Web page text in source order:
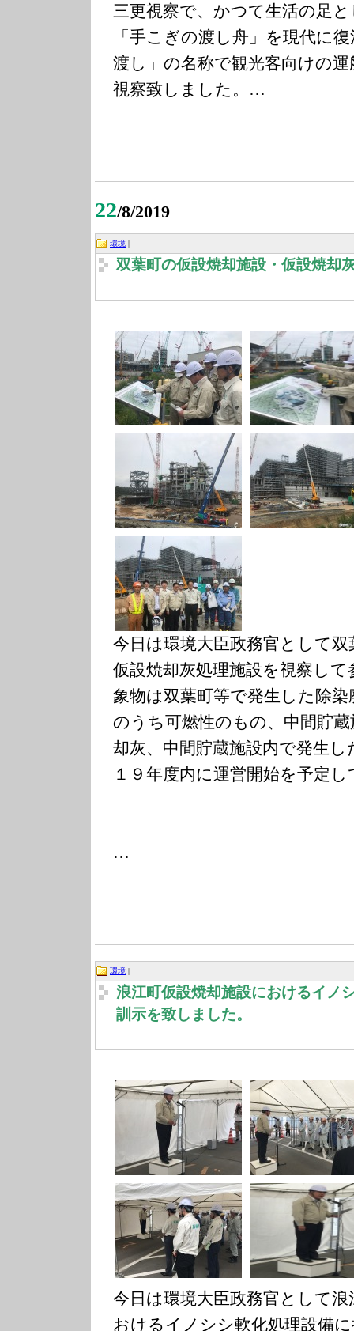
三更視察で、かつて生活の足
「手こぎの渡し舟」を現代に
渡し」の名称で観光客向けの
視察致しました。…
22/8/2019
環境 |
双葉町の仮設焼却施設・仮設焼却
今日は環境大臣政務官として
仮設焼却灰処理施設を視察し
象物は双葉町等で発生した除
のうち可燃性のもの、中間貯
却灰、中間貯蔵施設内で発生
１９年度内に運営開始を予定
…
環境
浪江町仮設焼却施設におけるイノ
訓示を致しました。
今日は環境大臣政務官として
おけるイノシシ軟化処理設備